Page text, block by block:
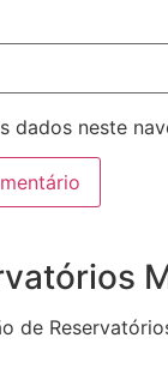
dados neste
de